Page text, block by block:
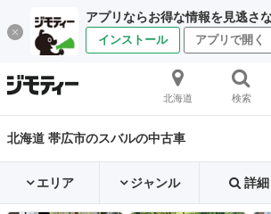
アプリならお得な情報を見逃さ
インストール アプリで開く
北海道 検索
北海道 帯広市のスバルの中古車
エリア ジャンル 詳細